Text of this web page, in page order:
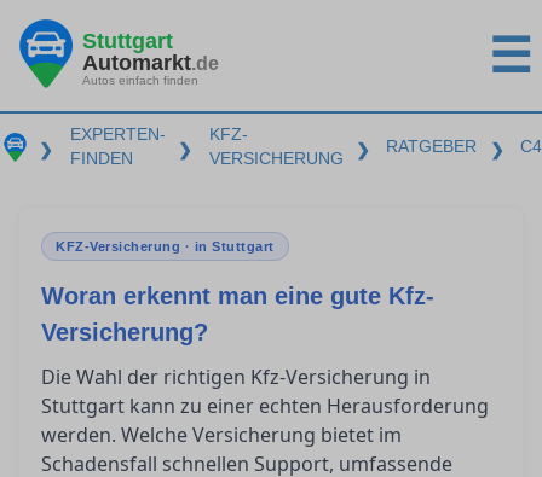
Stuttgart
Automarkt.de
Autos einfach finden ☰
❯
EXPERTEN-
FINDEN
❯
KFZ-
VERSICHERUNG
❯ RATGEBER ❯
KFZ-Versicherung · in Stuttgart
Woran erkennt man eine gute Kfz-
Versicherung?
Die Wahl der richtigen Kfz-Versicherung in
Stuttgart kann zu einer echten Herausforderung
werden. Welche Versicherung bietet im
Schadensfall schnellen Support, umfassende